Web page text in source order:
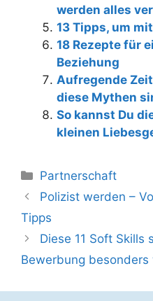
werden alles
13 Tipps, um
18 Rezepte für
Beziehung
Aufregende
diese Mythen
So kannst Du
kleinen
Kategorien
Partnerschaft
Beitrags-
Navigation
Polizist werden –
Tipps
Diese 11 Soft Skills
Bewerbung besonders